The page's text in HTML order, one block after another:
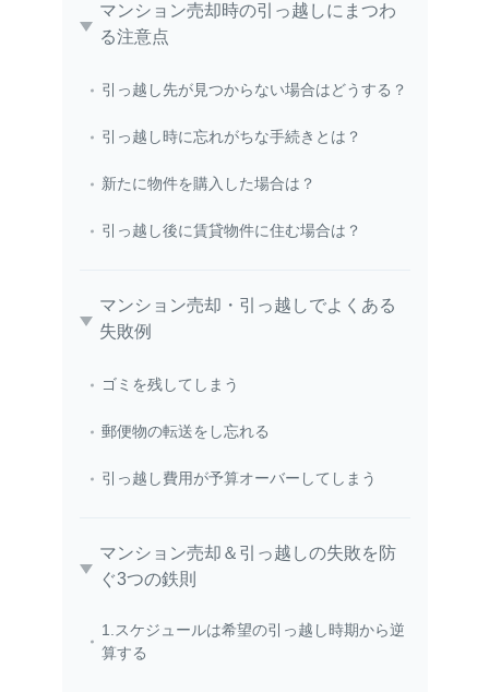
マンション売却時の引っ越しにまつわ
る注意点
引っ越し先が見つからない場合はどうする？
引っ越し時に忘れがちな手続きとは？
新たに物件を購入した場合は？
引っ越し後に賃貸物件に住む場合は？
マンション売却・引っ越しでよくある
失敗例
ゴミを残してしまう
郵便物の転送をし忘れる
引っ越し費用が予算オーバーしてしまう
マンション売却＆引っ越しの失敗を防
ぐ3つの鉄則
1.スケジュールは希望の引っ越し時期から逆
算する